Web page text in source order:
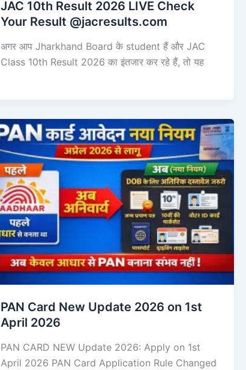
JAC 10th Result 2026 LIVE Check
Your Result @jacresults.com
अगर आप Jharkhand Board के student हैं और JAC
Class 10th Result 2026 का इंतजार कर रहे हैं, तो यह
PAN Card New Update 2026 on 1st
April 2026
PAN CARD NEW Update 2026: Apply on 1st
April 2026 PAN Card Application Rule Changed